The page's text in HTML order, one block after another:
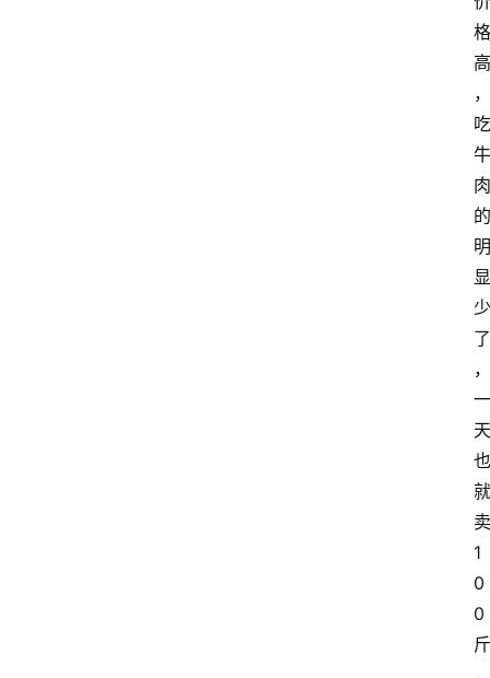
格
高
，
吃
牛
肉
的
明
显
少
了
，
一
天
也
就
卖
1
0
0
斤